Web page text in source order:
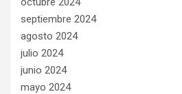
septiembre 2024
agosto 2024
julio 2024
junio 2024
mayo 2024